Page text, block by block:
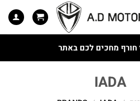
חורף מחכים לכם באתר
IADA